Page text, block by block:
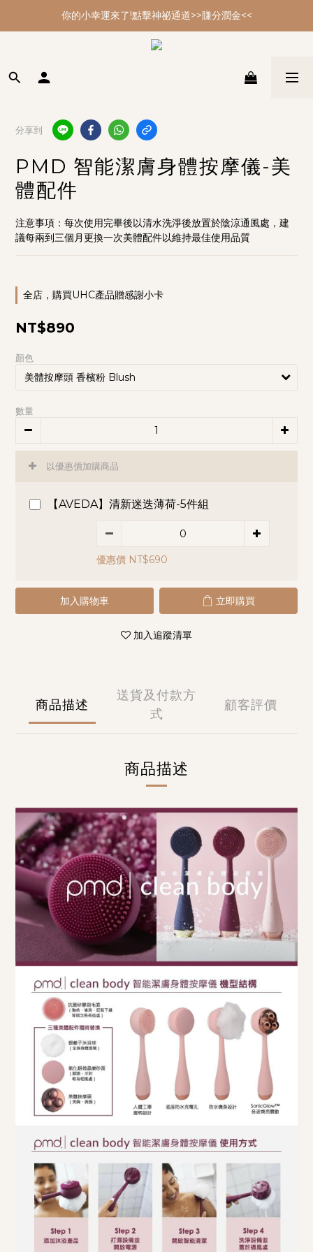
你的小幸運來了!點擊神祕通道>>賺分潤金<<
你的小幸運來了!點擊神祕通道>>賺分潤金<<
年節大掃除 最強多功能黑皂特惠
你的小幸運來了!點擊神祕通道>>賺分潤金<<
分享到
PMD 智能潔膚身體按摩儀-美
體配件
注意事項：每次使用完畢後以清水洗淨後放置於陰涼通風處，建
議每兩到三個月更換一次美體配件以維持最佳使用品質
全店，購買UHC產品贈感謝小卡
NT$890
顏色
數量
以優惠價加購商品
【AVEDA】清新迷迭薄荷-5件組
優惠價 NT$690
加入購物車 立即購買
加入追蹤清單
商品描述
送貨及付款方
式
顧客評價
商品描述